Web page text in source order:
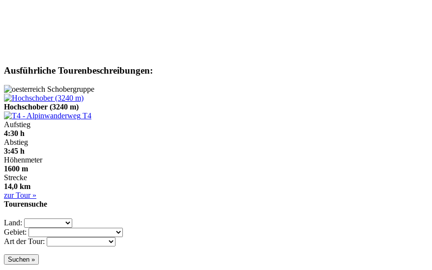
Ausführliche Tourenbeschreibungen:
Schobergruppe
Hochschober (3240 m)
T4
Aufstieg
4:30 h
Abstieg
3:45 h
Höhenmeter
1600 m
Strecke
14,0 km
zur Tour »
Tourensuche
Land:
Gebiet:
Art der Tour: